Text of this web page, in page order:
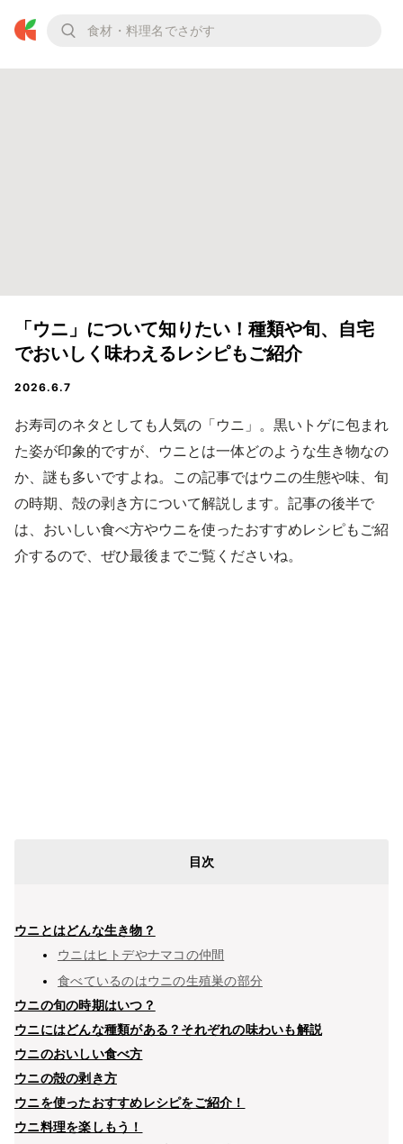
「ウニ」について知りたい！種類や旬、自宅
でおいしく味わえるレシピもご紹介
2026.6.7
お寿司のネタとしても人気の「ウニ」。黒いトゲに包まれ
た姿が印象的ですが、ウニとは一体どのような生き物なの
か、謎も多いですよね。この記事ではウニの生態や味、旬
の時期、殻の剥き方について解説します。記事の後半で
は、おいしい食べ方やウニを使ったおすすめレシピもご紹
介するので、ぜひ最後までご覧くださいね。
目次
ウニとはどんな生き物？
ウニはヒトデやナマコの仲間
食べているのはウニの生殖巣の部分
ウニの旬の時期はいつ？
ウニにはどんな種類がある？それぞれの味わいも解説
ウニのおいしい食べ方
ウニの殻の剥き方
ウニを使ったおすすめレシピをご紹介！
ウニ料理を楽しもう！